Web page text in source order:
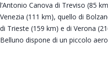
l’Antonio Canova di Treviso (85
Venezia (111 km), quello di
di Trieste (159 km) e di Verona
Belluno dispone di un piccolo